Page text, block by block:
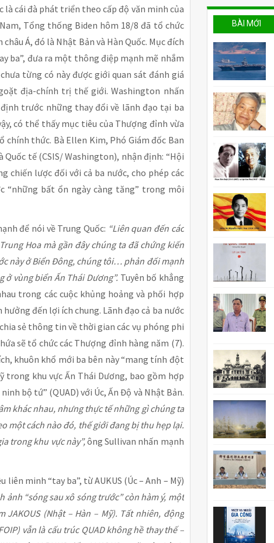
cái đà phát triển theo cấp độ văn minh của
Tổng thống Biden hôm 18/8 đã tổ chức
Á, đó là Nhật Bản và Hàn Quốc. Mục đích
ba”, đưa ra một thông điệp mạnh mẽ nhắm
từng có này được giới quan sát đánh giá
địa-chính trị thế giới. Washington nhấn
trước những thay đổi về lãnh đạo tại ba
có thể thấy mục tiêu của Thượng đỉnh vừa
thức. Bà Ellen Kim, Phó Giám đốc Ban
tế (CSIS/ Washington), nhận định: “Hội
chiến lược đối với cả ba nước, cho phép các
“những bất ổn ngày càng tăng” trong môi
để nói về Trung Quốc: “Liên quan đến các
Hoa mà gần đây chúng ta đã chứng kiến
này ở Biển Đông, chúng tôi… phản đối mạnh
vùng biển Ấn Thái Dương”. Tuyên bố khẳng
trong các cuộc khủng hoảng và phối hợp
đến lợi ích chung. Lãnh đạo cả ba nước
sẻ thông tin về thời gian các vụ phóng phi
sẽ tổ chức các Thượng đỉnh hàng năm (7).
khuôn khổ mới ba bên này “mang tính đột
trong khu vực Ấn Thái Dương, bao gồm hợp
bộ tứ” (QUAD) với Úc, Ấn Độ và Nhật Bản.
khác nhau, nhưng thực tế những gì chúng ta
một cách nào đó, thế giới đang bị thu hẹp lại.
trong khu vực này”,ông Sullivan nhấn mạnh
minh “tay ba”, từ AUKUS (Úc – Anh – Mỹ)
ảnh “sóng sau xô sóng trước” còn hàm ý, một
(Nhật – Hàn – Mỹ). Tất nhiên, động
vẫn là cấu trúc QUAD không hề thay thế –
BÀI MỚI